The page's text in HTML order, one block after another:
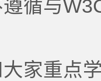
循与
家重点